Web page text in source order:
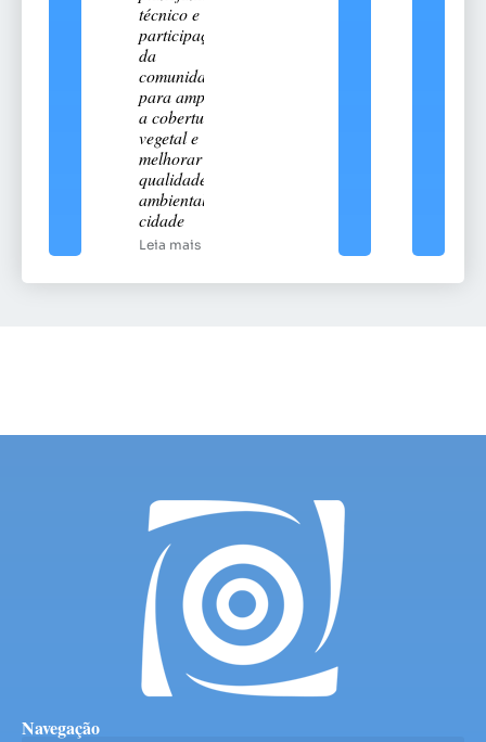
técnico e
participação
da
comunidade
para ampliar
a cobertura
vegetal e
melhorar a
qualidade
ambiental da
cidade
Leia mais
Navegação